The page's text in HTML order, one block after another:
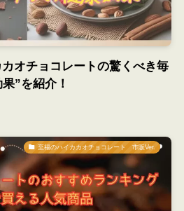
オチョコレートの驚くべき毎
”を紹介！
至福のハイカカオチョコレート 市販Ver.